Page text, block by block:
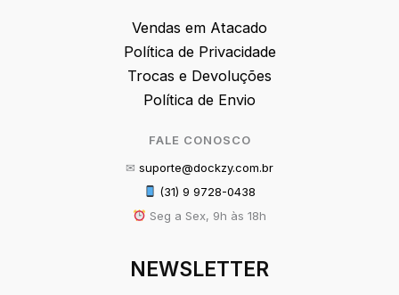
Vendas em Atacado
Política de Privacidade
Trocas e Devoluções
Política de Envio
FALE CONOSCO
✉ suporte@dockzy.com.br
(31) 9 9728-0438
Seg a Sex, 9h às 18h
NEWSLETTER